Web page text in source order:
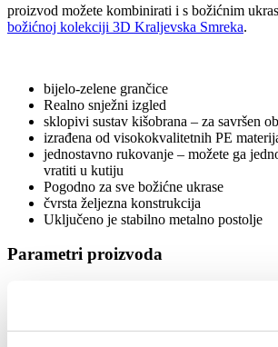
proizvod možete kombinirati i s božićnim
božićnoj kolekciji 3D Kraljevska Smreka.
bijelo-zelene grančice
Realno snježni izgled
sklopivi sustav kišobrana – za savršen
izrađena od visokokvalitetnih PE
jednostavno rukovanje – možete ga
vratiti u kutiju
Pogodno za sve božićne ukrase
čvrsta željezna konstrukcija
Uključeno je stabilno metalno postolje
Parametri proizvoda